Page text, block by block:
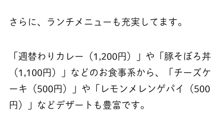
さらに、ランチメニューも充実してます。
「週替わりカレー（1,200円）」や「豚そぼろ丼
（1,100円）」などのお食事系から、「チーズケ
ーキ（500円）」や「レモンメレンゲパイ（500
円）」などデザートも豊富です。